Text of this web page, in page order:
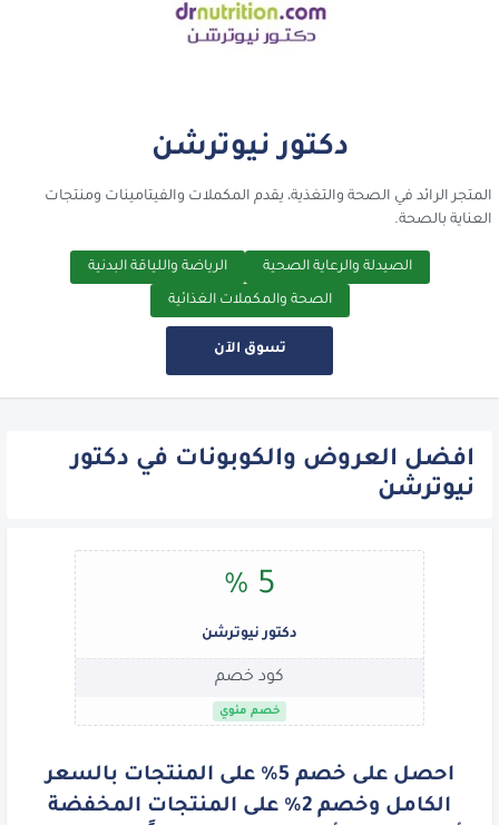
دكتور نيوترشن
المتجر الرائد في الصحة والتغذية، يقدم المكملات والفيتامينات ومنتجات
العناية بالصحة.
الصيدلة والرعاية الصحية الرياضة واللياقة البدنية
الصحة والمكملات الغذائية
تسوق الآن
افضل العروض والكوبونات في دكتور
نيوترشن
5 %
دكتور نيوترشن
كود خصم
خصم مئوي
احصل على خصم 5٪ على المنتجات بالسعر
الكامل وخصم 2٪ على المنتجات المخفضة